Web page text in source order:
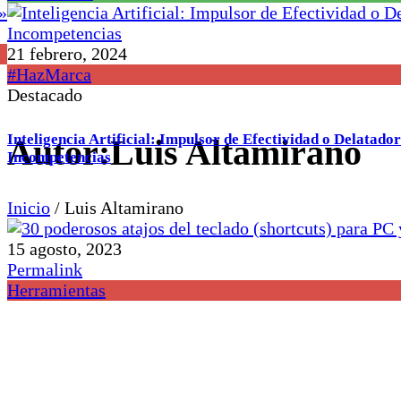
21 febrero, 2024
#HazMarca
Destacado
Inteligencia Artificial: Impulsor de Efectividad o Delatador
Incompetencias
Autor:Luis Altamirano
Inicio / Luis Altamirano
15 agosto, 2023
Permalink
Herramientas